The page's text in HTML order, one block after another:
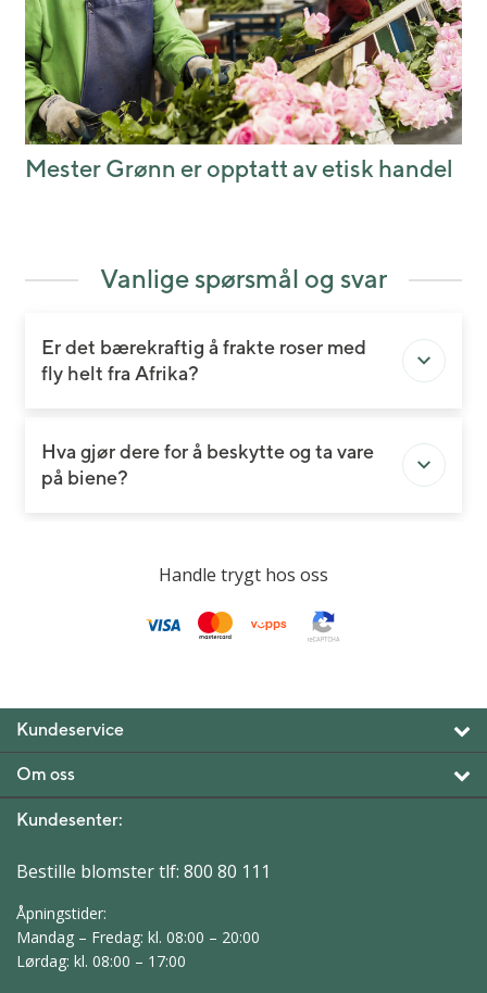
Mester Grønn er opptatt av etisk handel
Vanlige spørsmål og svar
Er det bærekraftig å frakte roser med
fly helt fra Afrika?
Hva gjør dere for å beskytte og ta vare
på biene?
Handle trygt hos oss
Kundeservice
Om oss
Kundesenter:
Bestille blomster tlf: 800 80 111
Åpningstider:
Mandag – Fredag: kl. 08:00 – 20:00
Lørdag: kl. 08:00 – 17:00